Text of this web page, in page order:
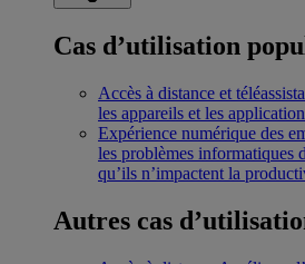
Cas d’utilisation
Accès à distance et
les appareils et les
Expérience numérique des
les problèmes informatiques
qu’ils n’impactent la
Autres cas